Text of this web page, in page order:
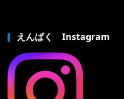
えんぱく Instagram